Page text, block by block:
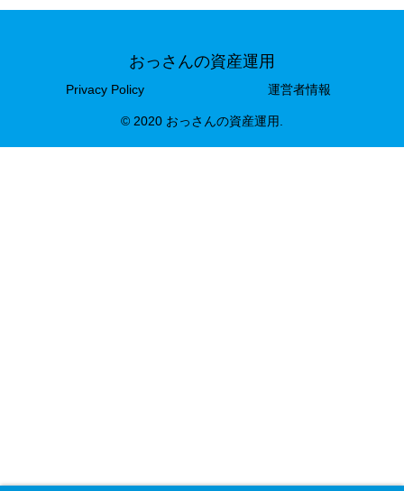
おっさんの資産運用
Privacy Policy 運営者情報
© 2020 おっさんの資産運用.